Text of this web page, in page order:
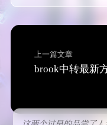
上一篇文章